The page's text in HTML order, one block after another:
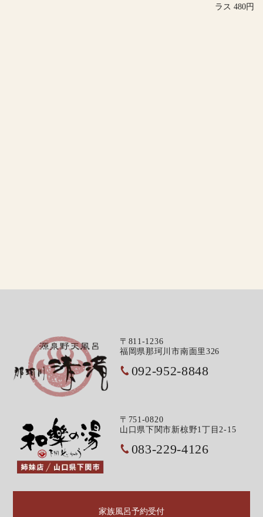
ラス 480円
〒811-1236
福岡県那珂川市南面里326
092-952-8848
〒751-0820
山口県下関市新椋野1丁目2-15
083-229-4126
家族風呂予約受付